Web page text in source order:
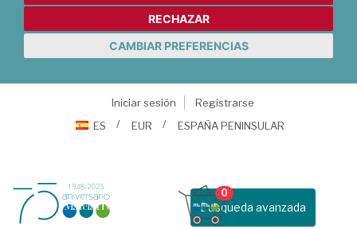
RECHAZAR
CAMBIAR PREFERENCIAS
Iniciar sesión
Registrarse
ES
EUR ESPAÑA PENINSULAR
Busqueda avanzada
0